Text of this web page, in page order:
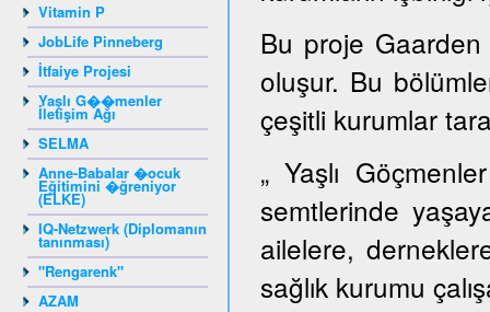
Vitamin P
JobLife Pinneberg
İtfaiye Projesi
Yaşlı G��menler
İletişim Ağı
SELMA
Anne-Babalar �ocuk
Eğitimini �ğreniyor
(ELKE)
IQ-Netzwerk (Diplomanın
tanınması)
"Rengarenk"
AZAM
Bu proje
oluşur. Bu
çeşitli kurumlar
„ Yaşlı
semtlerinde
ailelere,
sağlık kurumu